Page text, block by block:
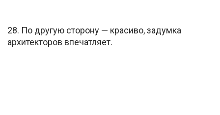
28. По другую сторону — красиво, задумка
архитекторов впечатляет.